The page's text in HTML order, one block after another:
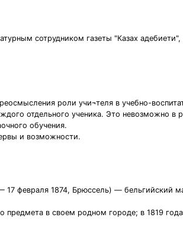
сотрудником газеты "Казах
роли учи¬теля в учебно-
отдельного ученика. Это невозможно в
обучения.
и возможности.
февраля 1874, Брюссель) — бельгийский
предмета в своем родном городе; в 1819